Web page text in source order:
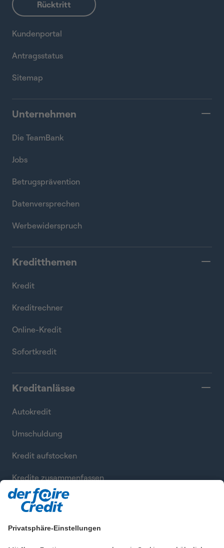
Privatsphäre-Einstellungen
Kundenportal
Antragsstatus
Sitemap
Unternehmen
Die TeamBank
Jobs
Betrugsprävention
Datenversprechen
Werbewiderspruch
Kreditthemen
Kredit
Kreditrechner
Online-Kredit
Sofortkredit
Kreditanlässe
Autokredit
Umschuldung
Kredit aufstocken
Kredite zusammenfassen